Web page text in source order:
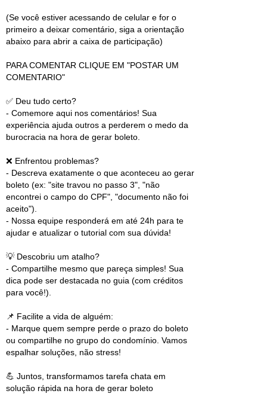
(Se você estiver acessando de celular e for o
primeiro a deixar comentário, siga a orientação
abaixo para abrir a caixa de participação)
PARA COMENTAR CLIQUE EM "POSTAR UM
COMENTARIO"
✅ Deu tudo certo?
- Comemore aqui nos comentários! Sua
experiência ajuda outros a perderem o medo da
burocracia na hora de gerar boleto.
❌ Enfrentou problemas?
- Descreva exatamente o que aconteceu ao gerar
boleto (ex: "site travou no passo 3", "não
encontrei o campo do CPF", "documento não foi
aceito").
- Nossa equipe responderá em até 24h para te
ajudar e atualizar o tutorial com sua dúvida!
💡 Descobriu um atalho?
- Compartilhe mesmo que pareça simples! Sua
dica pode ser destacada no guia (com créditos
para você!).
📌 Facilite a vida de alguém:
- Marque quem sempre perde o prazo do boleto
ou compartilhe no grupo do condomínio. Vamos
espalhar soluções, não stress!
💪 Juntos, transformamos tarefa chata em
solução rápida na hora de gerar boleto